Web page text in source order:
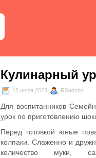
Кулинарный
18 июля 2023 RSadmin
Для воспитанников
урок по приготовлению
Перед готовкой юные
колпаки. Слаженно и
количество муки,